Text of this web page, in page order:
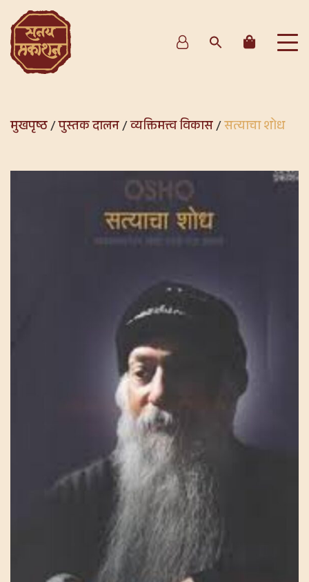
मुखपृष्ठ/पुस्तक दालन/व्यक्तिमत्त्व विकास/सत्याचा शोध